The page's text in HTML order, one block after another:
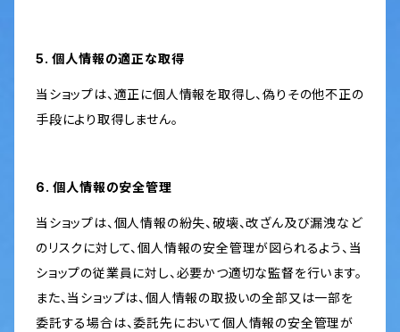
5. 個人情報の適正な取得
当ショップは、適正に個人情報を取得し、偽りその他不正の
手段により取得しません。
6. 個人情報の安全管理
当ショップは、個人情報の紛失、破壊、改ざん及び漏洩など
のリスクに対して、個人情報の安全管理が図られるよう、当
ショップの従業員に対し、必要かつ適切な監督を行います。
また、当ショップは、個人情報の取扱いの全部又は一部を
委託する場合は、委託先において個人情報の安全管理が